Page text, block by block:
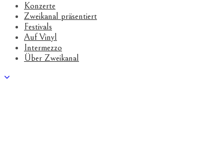
Konzerte
Zweikanal präsentiert
Festivals
Auf Vinyl
Intermezzo
Über Zweikanal